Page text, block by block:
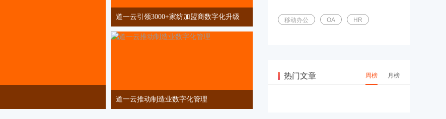
道一云引领3000+家纺加盟商数字化升级
道一云推动制造业数字化管理
移动办公 OA HR
热门文章 周榜 月榜